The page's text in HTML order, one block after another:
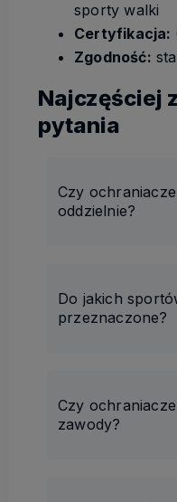
sporty walki
Certyfikacja:
Zgodność:
Najczęściej
pytania
Czy
oddzielnie?
Do jakich
przeznaczone?
Czy
zawody?